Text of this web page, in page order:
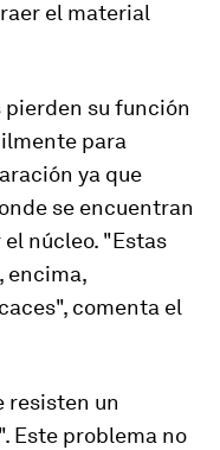
el material
pierden su función
para
ya que
se encuentran
núcleo. "Estas
encima,
comenta el
resisten un
Este problema no